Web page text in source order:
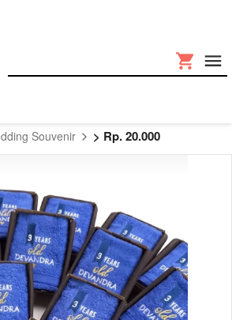
Souvenir > Rp. 20.000